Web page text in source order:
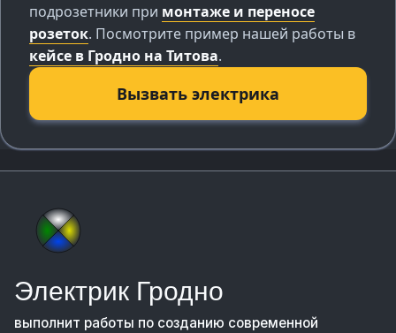
подрозетники при монтаже и переносе
розеток. Посмотрите пример нашей работы в
кейсе в Гродно на Титова.
Вызвать электрика
Электрик Гродно
выполнит работы по созданию современной